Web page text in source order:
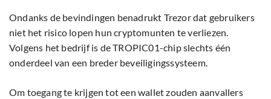
Ondanks de bevindingen benadrukt Trezor dat gebruikers
niet het risico lopen hun cryptomunten te verliezen.
Volgens het bedrijf is de TROPIC01-chip slechts één
onderdeel van een breder beveiligingssysteem.
Om toegang te krijgen tot een wallet zouden aanvallers